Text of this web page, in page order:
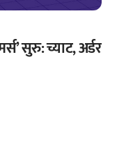
सुरु: च्याट, अर्डर